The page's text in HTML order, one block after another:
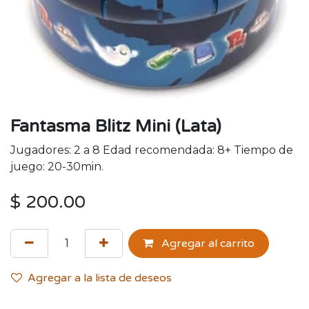
Fantasma Blitz Mini (Lata)
Jugadores: 2 a 8 Edad recomendada: 8+ Tiempo de
juego: 20-30min.
$ 200.00
Agregar al carrito
Agregar a la lista de deseos